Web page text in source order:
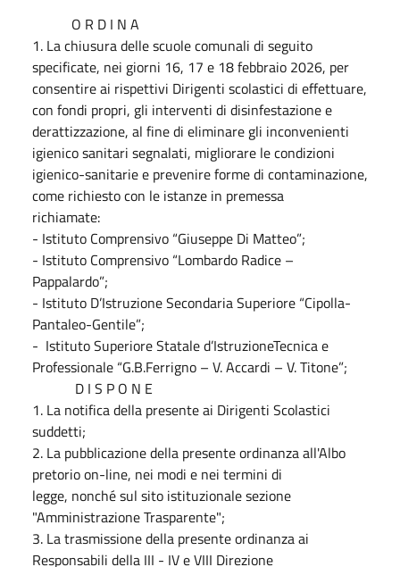
O R D I N A
1. La chiusura delle scuole comunali di seguito
specificate, nei giorni 16, 17 e 18 febbraio 2026, per
consentire ai rispettivi Dirigenti scolastici di effettuare,
con fondi propri, gli interventi di disinfestazione e
derattizzazione, al fine di eliminare gli inconvenienti
igienico sanitari segnalati, migliorare le condizioni
igienico-sanitarie e prevenire forme di contaminazione,
come richiesto con le istanze in premessa
richiamate:
- Istituto Comprensivo “Giuseppe Di Matteo”;
- Istituto Comprensivo “Lombardo Radice –
Pappalardo”;
- Istituto D’Istruzione Secondaria Superiore “Cipolla-
Pantaleo-Gentile”;
- Istituto Superiore Statale d’IstruzioneTecnica e
Professionale “G.B.Ferrigno – V. Accardi – V. Titone”;
D I S P O N E
1. La notifica della presente ai Dirigenti Scolastici
suddetti;
2. La pubblicazione della presente ordinanza all'Albo
pretorio on-line, nei modi e nei termini di
legge, nonché sul sito istituzionale sezione
"Amministrazione Trasparente";
3. La trasmissione della presente ordinanza ai
Responsabili della III - IV e VIII Direzione